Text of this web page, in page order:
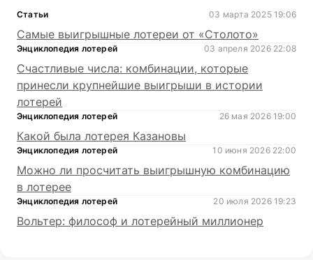
Статьи 03 марта 2025 19:06
Самые выигрышные лотереи от «Столото»
Энциклопедия лотерей 03 апреля 2026 22:08
Счастливые числа: комбинации, которые
принесли крупнейшие выигрыши в истории
лотерей
Энциклопедия лотерей 26 мая 2026 19:00
Какой была лотерея Казановы
Энциклопедия лотерей 10 июня 2026 22:00
Можно ли просчитать выигрышную комбинацию
в лотерее
Энциклопедия лотерей 20 июля 2026 19:23
Вольтер: философ и лотерейный миллионер